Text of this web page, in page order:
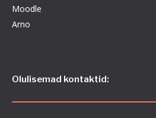
Moodle
Arno
Olulisemad kontaktid: